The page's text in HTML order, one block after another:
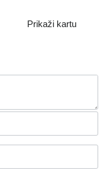
Prikaži kartu